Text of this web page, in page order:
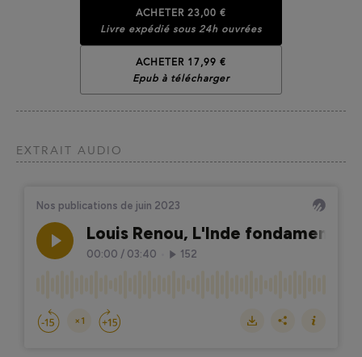
ACHETER 23,00 €
Livre expédié sous 24h ouvrées
ACHETER 17,99 €
Epub à télécharger
EXTRAIT AUDIO